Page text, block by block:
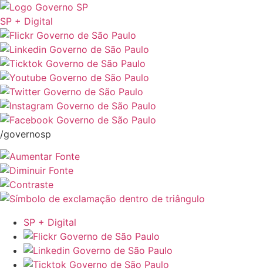
SP + Digital
/governosp
SP + Digital